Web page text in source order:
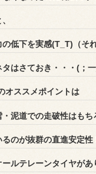
の低下を実感(T_T)（そ
はさておき・・・(；
オススメポイントは
泥道での走破性はもち
のが抜群の直進安定性
ルテレーンタイヤがあ